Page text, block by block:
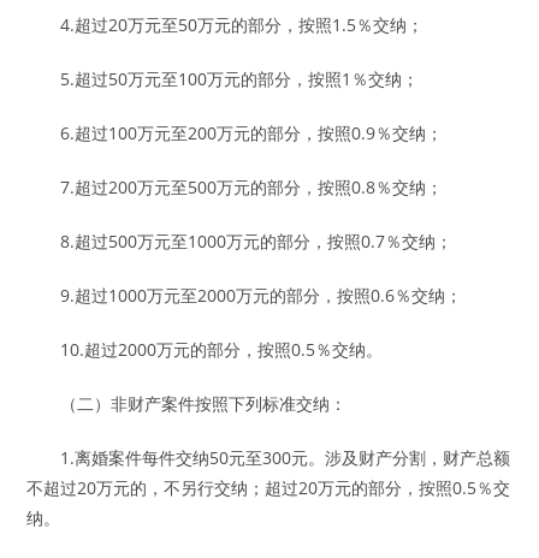
4.超过20万元至50万元的部分，按照1.5％交纳；
5.超过50万元至100万元的部分，按照1％交纳；
6.超过100万元至200万元的部分，按照0.9％交纳；
7.超过200万元至500万元的部分，按照0.8％交纳；
8.超过500万元至1000万元的部分，按照0.7％交纳；
9.超过1000万元至2000万元的部分，按照0.6％交纳；
10.超过2000万元的部分，按照0.5％交纳。
（二）非财产案件按照下列标准交纳：
1.离婚案件每件交纳50元至300元。涉及财产分割，财产总额
不超过20万元的，不另行交纳；超过20万元的部分，按照0.5％交
纳。